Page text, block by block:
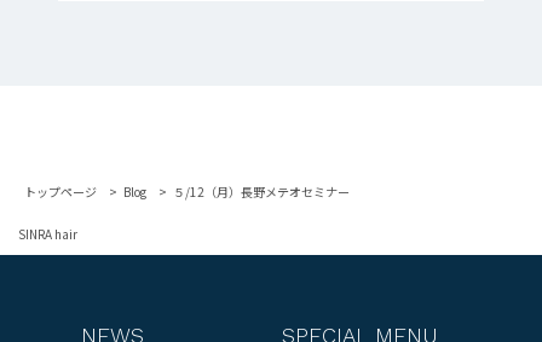
トップページ Blog ５/12（月）長野メテオセミナー
SINRA hair
NEWS SPECIAL MENU